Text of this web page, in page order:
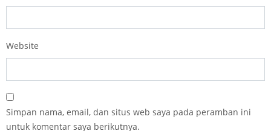
Website
Simpan nama, email, dan situs web saya pada peramban ini
untuk komentar saya berikutnya.